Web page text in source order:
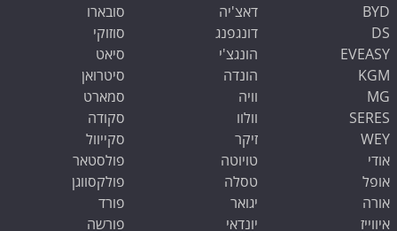
BYD
DS
EVEASY
KGM
MG
SERES
WEY
אודי
אופל
אורה
איווייז
דאצ'יה
דונגפנג
הונגצ'י
הונדה
וויה
וולוו
זיקר
טויוטה
טסלה
יגואר
יונדאי
סובארו
סוזוקי
סיאט
סיטרואן
סמארט
סקודה
סקייוול
פולסטאר
פולקסווגן
פורד
פורשה